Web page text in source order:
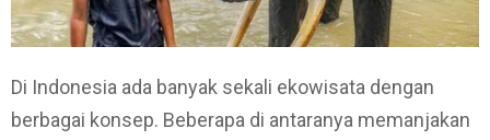
Di Indonesia ada banyak sekali ekowisata dengan
berbagai konsep. Beberapa di antaranya memanjakan